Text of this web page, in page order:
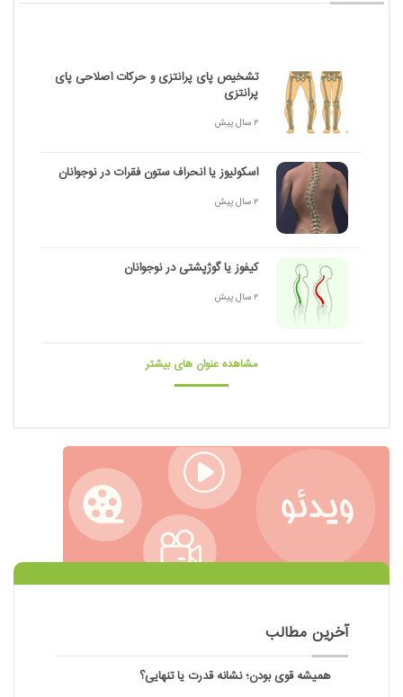
تشخیص پای پرانتزی و حرکات اصلاحی پای
پرانتزی
2 سال پیش
اسکولیوز یا انحراف ستون فقرات در نوجوانان
2 سال پیش
کیفوز یا گوژپشتی در نوجوانان
2 سال پیش
مشاهده عنوان های بیشتر
آخرین مطالب
همیشه قوی بودن؛ نشانه قدرت یا تنهایی؟